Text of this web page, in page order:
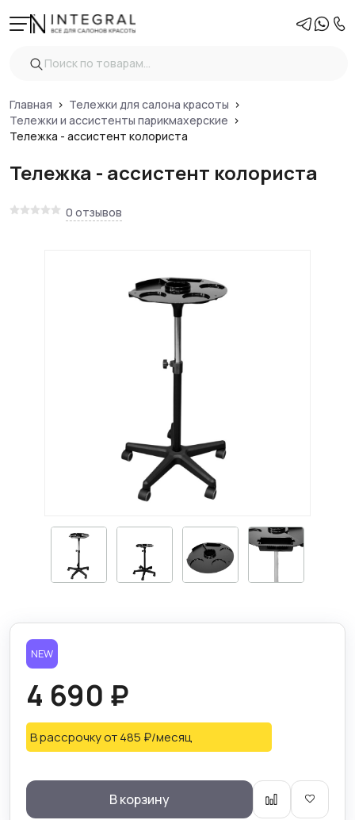
Главная
Тележки для салона красоты
Тележки и ассистенты парикмахерские
Тележка - ассистент колориста
Тележка - ассистент колориста
0 отзывов
NEW
4 690 ₽
В рассрочкуот 485 ₽/месяц
В корзину